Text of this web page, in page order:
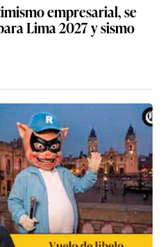
empresarial, se
Lima 2027 y sismo